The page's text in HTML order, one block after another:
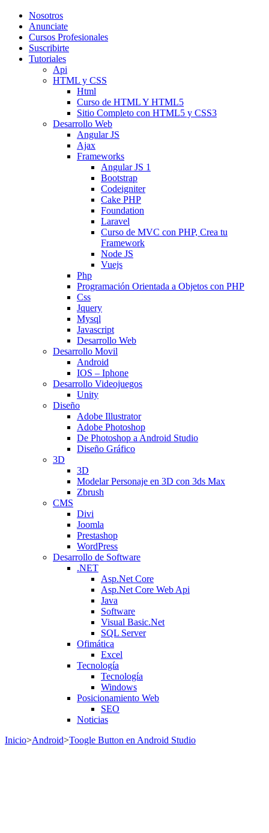
Nosotros
Anunciate
Cursos Profesionales
Suscribirte
Tutoriales
Api
HTML y CSS
Html
Curso de HTML Y HTML5
Sitio Completo con HTML5 y CSS3
Desarrollo Web
Angular JS
Ajax
Frameworks
Angular JS 1
Bootstrap
Codeigniter
Cake PHP
Foundation
Laravel
Curso de MVC con PHP, Crea tu
Framework
Node JS
Vuejs
Php
Programación Orientada a Objetos con PHP
Css
Jquery
Mysql
Javascript
Desarrollo Web
Desarrollo Movil
Android
IOS – Iphone
Desarrollo Videojuegos
Unity
Diseño
Adobe Illustrator
Adobe Photoshop
De Photoshop a Android Studio
Diseño Gráfico
3D
3D
Modelar Personaje en 3D con 3ds Max
Zbrush
CMS
Divi
Joomla
Prestashop
WordPress
Desarrollo de Software
.NET
Asp.Net Core
Asp.Net Core Web Api
Java
Software
Visual Basic.Net
SQL Server
Ofimática
Excel
Tecnología
Tecnología
Windows
Posicionamiento Web
SEO
Noticias
Inicio>Android>Toogle Button en Android Studio